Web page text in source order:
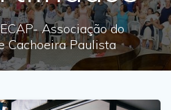
Associação do
Cachoeira Paulista